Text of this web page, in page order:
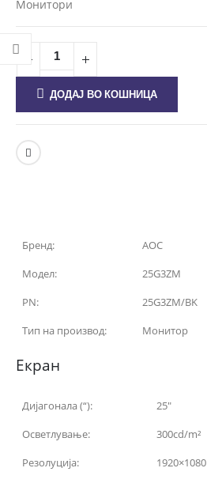
Монитори
ДОДАЈ ВО КОШНИЦА
Бренд:
AOC
Модел:
25G3ZM
PN:
25G3ZM/BK
Тип на производ:
Монитор
Екран
Дијагонала (“):
25″
Осветлување:
300cd/m²
Резолуција:
1920×1080